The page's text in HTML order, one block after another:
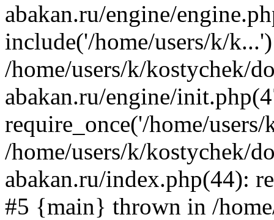
abakan.ru/engine/
include('/home/users/k/
/home/users/k/kostychek/
abakan.ru/engine/
require_once('/home/
/home/users/k/kostychek/
abakan.ru/index.php(44):
#5 {main} thrown in /